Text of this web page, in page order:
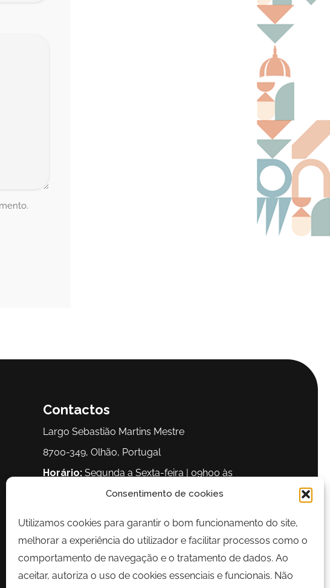
Consentimento de cookies
Utilizamos cookies para garantir o bom funcionamento do site,
melhorar a experiência do utilizador e facilitar processos como o
comportamento de navegação e o tratamento de dados. Ao
aceitar, autoriza o uso de cookies essenciais e funcionais. Não
Contactos
Largo Sebastião Martins Mestre
8700-349, Olhão, Portugal
Horário:Segunda a Sexta-feira | 09h00 às
Telefone:289 700 120